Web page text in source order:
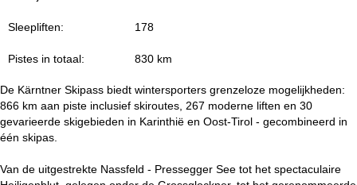
Sleepliften: 178
Pistes in totaal: 830 km
De Kärntner Skipass biedt wintersporters grenzeloze mogelijkheden:
866 km aan piste inclusief skiroutes, 267 moderne liften en 30
gevarieerde skigebieden in Karinthië en Oost-Tirol - gecombineerd in
één skipas.
Van de uitgestrekte Nassfeld - Pressegger See tot het spectaculaire